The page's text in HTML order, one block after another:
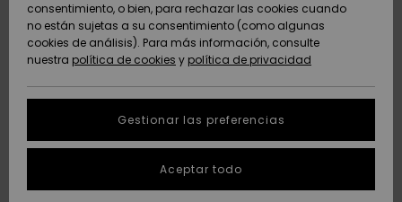
Novedades
Destacados
Novedades
Destacados
Comunidad
AYUDA &
CONTACTO
Protección de
datos
personales
Inicia una
conversación
SOSTENIBILIDAD
consentimiento, o bien, para rechazar las cookies cuando
no están sujetas a su consentimiento (como algunas
cookies de análisis). Para más información, consulte
nuestra política de cookies y política de privacidad
Gestionar las preferencias
Aceptar todo